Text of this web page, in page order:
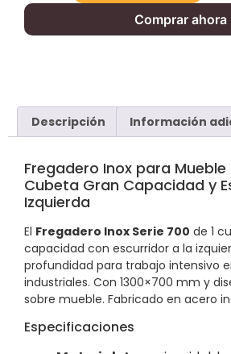
Comprar ahora
Descripción Información
Fregadero Inox para Mueble
Cubeta Gran Capacidad y
Izquierda
El Fregadero Inox Serie 700 de 1
capacidad con escurridor a la
profundidad para trabajo intensivo
industriales. Con 1300×700 mm y
sobre mueble. Fabricado en acero
Especificaciones